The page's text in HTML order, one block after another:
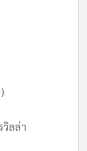
วิลล่า